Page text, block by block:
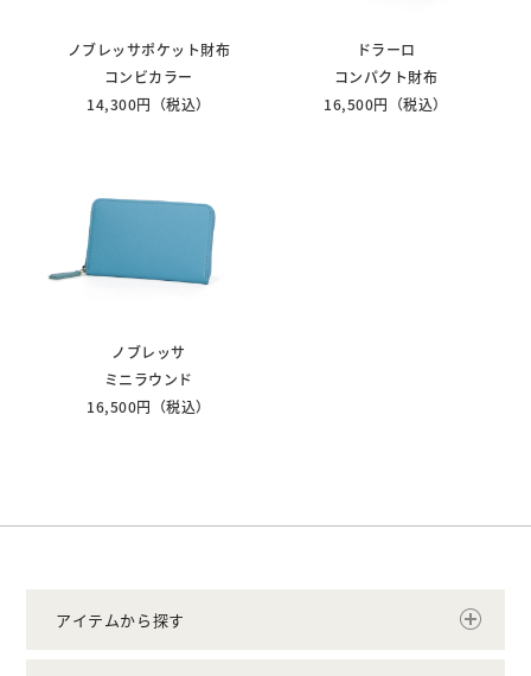
ノブレッサポケット財布
コンビカラー
14,300円（税込）
ドラーロ
コンパクト財布
16,500円（税込）
ノブレッサ
ミニラウンド
16,500円（税込）
アイテムから探す